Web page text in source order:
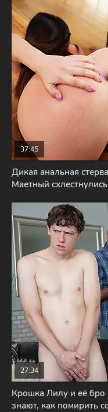
Дикая анальная
Маетный
37:45
Крошка Лилу и её бро
знают, как помирить
27:34